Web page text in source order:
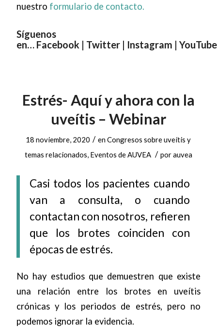
nuestro formulario de contacto.
Síguenos
en… Facebook | Twitter| Instagram | YouTube
Estrés- Aquí y ahora con la
uveítis – Webinar
18 noviembre, 2020 / enCongresos sobre uveítis y
temas relacionados, Eventos de AUVEA / porauvea
Casi todos los pacientes cuando
van a consulta, o cuando
contactan con nosotros, refieren
que los brotes coinciden con
épocas de estrés.
No hay estudios que demuestren que existe
una relación entre los brotes en uveítis
crónicas y los periodos de estrés, pero no
podemos ignorar la evidencia.